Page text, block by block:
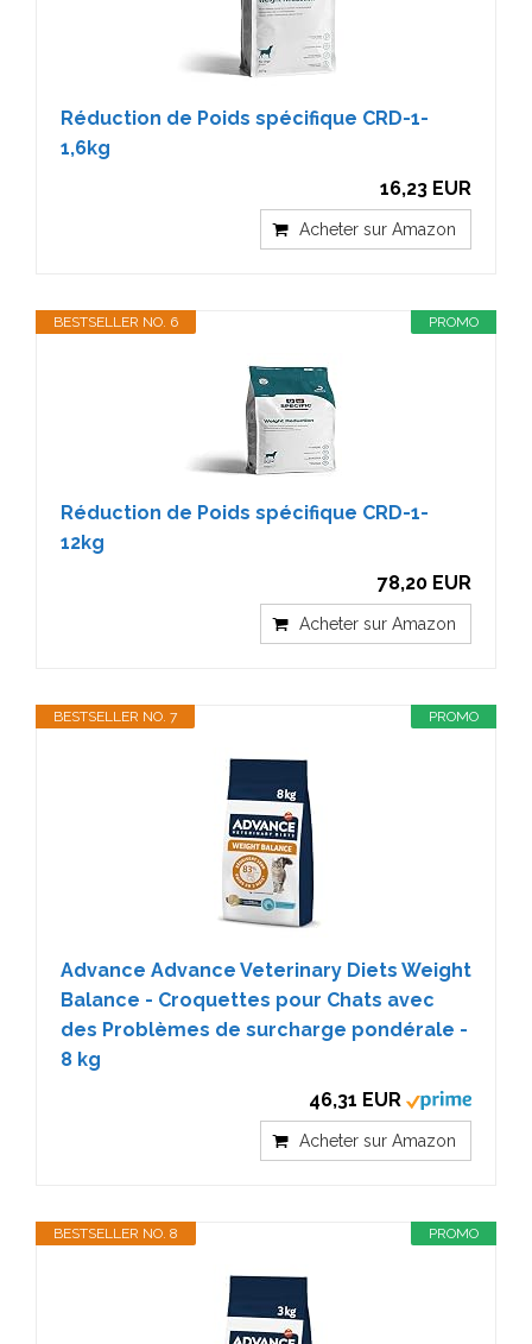
Réduction de Poids spécifique CRD-1-
1,6kg
16,23 EUR
Acheter sur Amazon
PROMO
BESTSELLER NO. 6
Réduction de Poids spécifique CRD-1-
12kg
78,20 EUR
Acheter sur Amazon
PROMO
BESTSELLER NO. 7
Advance Advance Veterinary Diets Weight
Balance - Croquettes pour Chats avec
des Problèmes de surcharge pondérale -
8 kg
46,31 EUR
Acheter sur Amazon
PROMO
BESTSELLER NO. 8